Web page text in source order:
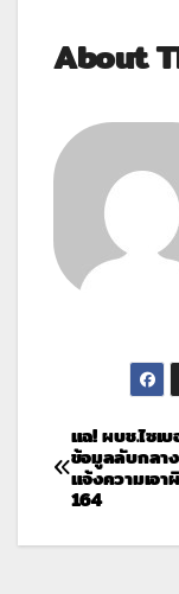
About
แฉ! ผบช.ไซเบ
ข้อมูลลับกลา
แจ้งความเอ
164